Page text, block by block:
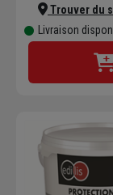
Trouver du
Livraison